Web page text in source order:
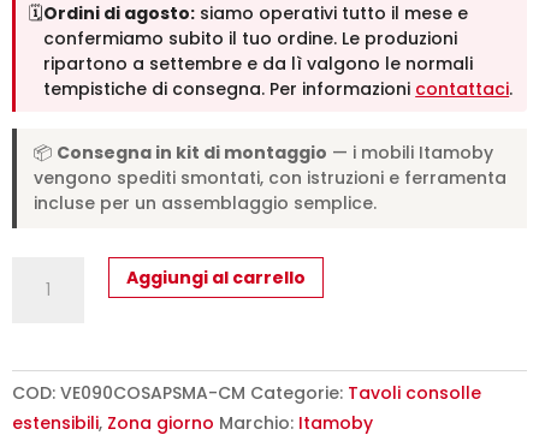
🗓️Ordini di agosto: siamo operativi tutto il mese e
confermiamo subito il tuo ordine. Le produzioni
ripartono a settembre e da lì valgono le normali
tempistiche di consegna. Per informazioni contattaci.
📦 Consegna in kit di montaggio — i mobili Itamoby
vengono spediti smontati, con istruzioni e ferramenta
incluse per un assemblaggio semplice.
allungabile
Saki
Small
Aggiungi al carrello
COD: VE090COSAPSMA-CM Categorie: Tavoli consolle
estensibili, Zona giorno Marchio: Itamoby